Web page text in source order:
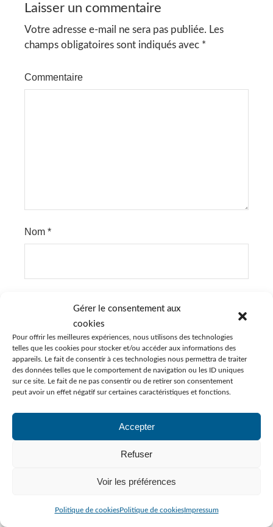
Gérer le consentement aux
cookies
Pour offrir les meilleures expériences, nous utilisons des technologies
telles que les cookies pour stocker et/ou accéder aux informations des
appareils. Le fait de consentir à ces technologies nous permettra de traiter
des données telles que le comportement de navigation ou les ID uniques
sur ce site. Le fait de ne pas consentir ou de retirer son consentement
peut avoir un effet négatif sur certaines caractéristiques et fonctions.
Accepter
Refuser
Voir les préférences
Politique de cookiesPolitique de cookiesImpressum
Laisser un commentaire
Votre adresse e-mail ne sera pas publiée. Les
champs obligatoires sont indiqués avec *
Commentaire
Nom*
Site web
S’abonner à la newsletter
LAISSER UN COMMENTAIRE
Alternative: